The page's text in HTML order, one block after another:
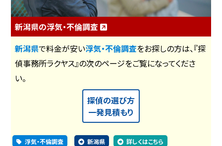
新潟県の浮気・不倫調査
新潟県で料金が安い浮気・不倫調査をお探しの方は、『探
偵事務所ラクヤス』の次のページをご覧になってくださ
い。
探偵の選び方
一発見積もり
浮気・不倫調査 新潟県 詳しくはこちら